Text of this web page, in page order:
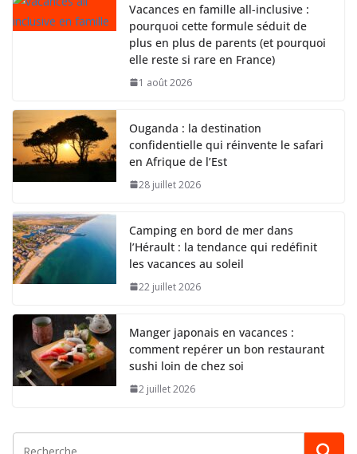
Vacances en famille all-inclusive :
pourquoi cette formule séduit de
plus en plus de parents (et pourquoi
elle reste si rare en France)
1 août 2026
Ouganda : la destination
confidentielle qui réinvente le safari
en Afrique de l’Est
28 juillet 2026
Camping en bord de mer dans
l’Hérault : la tendance qui redéfinit
les vacances au soleil
22 juillet 2026
Manger japonais en vacances :
comment repérer un bon restaurant
sushi loin de chez soi
2 juillet 2026